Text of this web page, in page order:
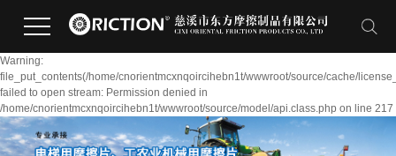
Warning:
file_put_contents(/home/cnorientmcxnqoircihebn1t/wwwroot/source/cache/
failed to open stream: Permission denied in
/home/cnorientmcxnqoircihebn1t/wwwroot/source/model/api.class.php on line 217